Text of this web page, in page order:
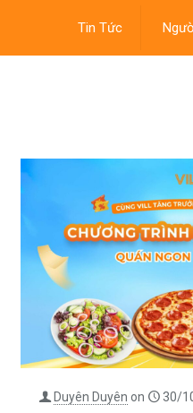
Tin Tức
Duyên Duyên on 30/